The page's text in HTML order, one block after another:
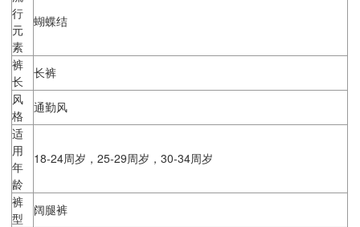
行
元
素
蝴蝶结
裤
长
长裤
风
格
通勤风
适
用
年
龄
18-24周岁，25-29周岁，30-34周岁
裤
型
阔腿裤